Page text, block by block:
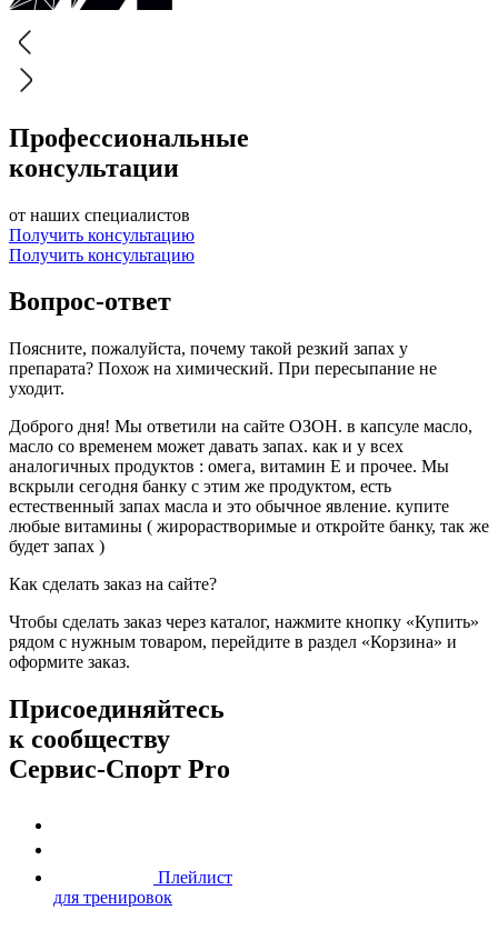
Профессиональные
консультации
от наших специалистов
Получить консультацию
Получить консультацию
Вопрос-ответ
Поясните, пожалуйста, почему такой резкий запах у
препарата? Похож на химический. При пересыпание не
уходит.
Доброго дня! Мы ответили на сайте ОЗОН. в капсуле масло,
масло со временем может давать запах. как и у всех
аналогичных продуктов : омега, витамин E и прочее. Мы
вскрыли сегодня банку с этим же продуктом, есть
естественный запах масла и это обычное явление. купите
любые витамины ( жирорастворимые и откройте банку, так же
будет запах )
Как сделать заказ на сайте?
Чтобы сделать заказ через каталог, нажмите кнопку «Купить»
рядом с нужным товаром, перейдите в раздел «Корзина» и
оформите заказ.
Присоединяйтесь
к сообществу
Сервис-Спорт Pro
Плейлист
для тренировок